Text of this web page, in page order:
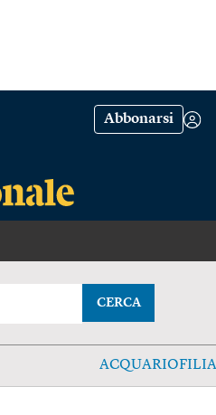
Abbonarsi
CERCA
ACQUARIOFILIA